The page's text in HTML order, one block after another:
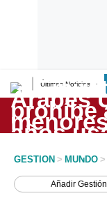
Últimas Noticias
Lo último
Peru Quiosco
GESTION > MUNDO >
AñadirGestión